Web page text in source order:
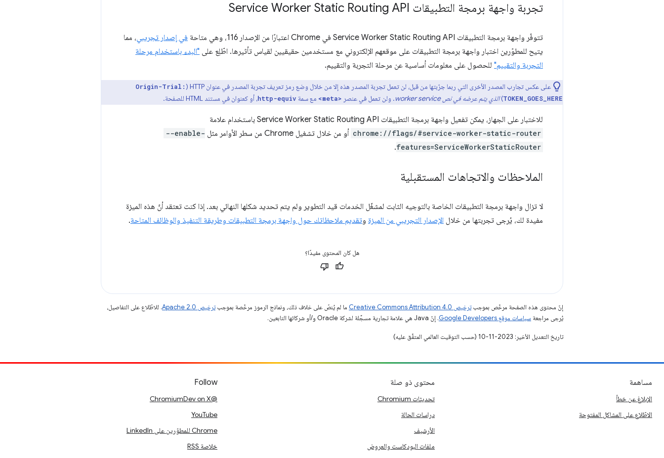
تجربة واجهة برمجة التطبيقات Service Worker Static Routing API
تتوفّر واجهة برمجة التطبيقات Service Worker Static Routing API في Chrome اعتبارًا من الإصدار 116، وهي متاحة في إصدار تجريبي، مما
يتيح للمطوّرين اختبار واجهة برمجة التطبيقات على موقعهم الإلكتروني مع مستخدمين حقيقيين لقياس تأثيرها. اطّلِع على "البدء باستخدام مرحلة
التجربة والتقييم" للحصول على معلومات أساسية عن مرحلة التجربة والتقييم.
على عكس تجارب المصدر الأخرى التي ربما جرّبتها من قبل، لن تعمل تجربة المصدر هذه إلا من خلال وضع رمز تعريف تجربة المصدر في عنوان HTTP (
Origin-Trial:
TOKEN_GOES_HERE
)الذي يتم عرضه في نص worker service . ولن تعمل في عنصر <meta> مع سمة http-equiv، أو كعنوان في مستند HTML للصفحة.
للاختبار على الجهاز، يمكن تفعيل واجهة برمجة التطبيقات Service Worker Static Routing API باستخدام علامة
chrome://flags/#service-worker-static-router أو من خلال تشغيل Chrome من سطر الأوامر مثل
--enable-
features=ServiceWorkerStaticRouter
.
الملاحظات والاتجاهات المستقبلية
لا تزال واجهة برمجة التطبيقات الخاصة بالتوجيه الثابت لمشغّل الخدمات قيد التطوير ولم يتم تحديد شكلها النهائي بعد. إذا كنت تعتقد أنّ هذه الميزة
مفيدة لك، يُرجى تجربتها من خلال الإصدار التجريبي من الميزة وتقديم ملاحظاتك حول واجهة برمجة التطبيقات وطريقة التنفيذ والوظائف المتاحة.
هل كان المحتوى مفيدًا؟
إنّ محتوى هذه الصفحة مرخّص بموجبترخيص Creative Commons Attribution 4.0‏ ما لم يُنصّ على خلاف ذلك، ونماذج الرموز مرخّصة بموجبترخيص Apache 2.0‏
. للاطّلاع على التفاصيل،
يُرجى مراجعة سياسات موقع Google Developers‏ . إنّ Java هي علامة تجارية مسجَّلة لشركة Oracle و/أو شركائها التابعين.
تاريخ التعديل الأخير: 2023-11-10 (حسب التوقيت العالمي المتفَّق عليه)
مساهمة
الإبلاغ عن خطأ
الاطّلاع على المشاكل المفتوحة
محتوى ذو صلة
تحديثات Chromium
دراسات الحالة
الأرشيف
ملفات البودكاست والعروض
Follow
@ChromiumDev on X
YouTube
Chrome للمطوّرين على LinkedIn
خلاصة RSS